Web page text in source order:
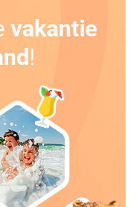
vakantie
!